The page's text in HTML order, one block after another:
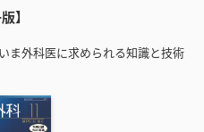
】
外科医に求められる知識と技術